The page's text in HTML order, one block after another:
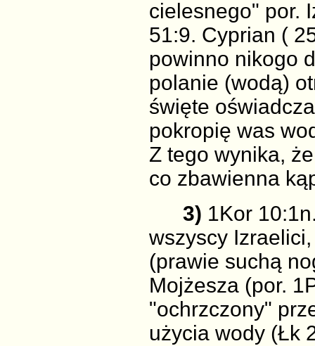
cielesnego" por.
51:9. Cyprian (
powinno nikogo
polanie (wodą)
święte
pokropię was
Z tego wynika,
co zbawienna
3) 1Kor
wszyscy
(prawie suchą
Mojżesza (por.
"ochrzczony"
użycia wody (Łk